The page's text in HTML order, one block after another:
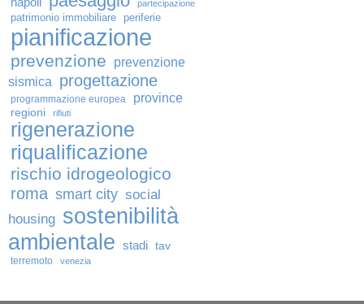
partecipazione
patrimonio immobiliare periferie
pianificazione
prevenzione
prevenzione
sismica
progettazione
programmazione europea province
regioni rifiuti
rigenerazione
riqualificazione
rischio idrogeologico
roma smart city social
housing sostenibilità
ambientale stadi tav
terremoto venezia